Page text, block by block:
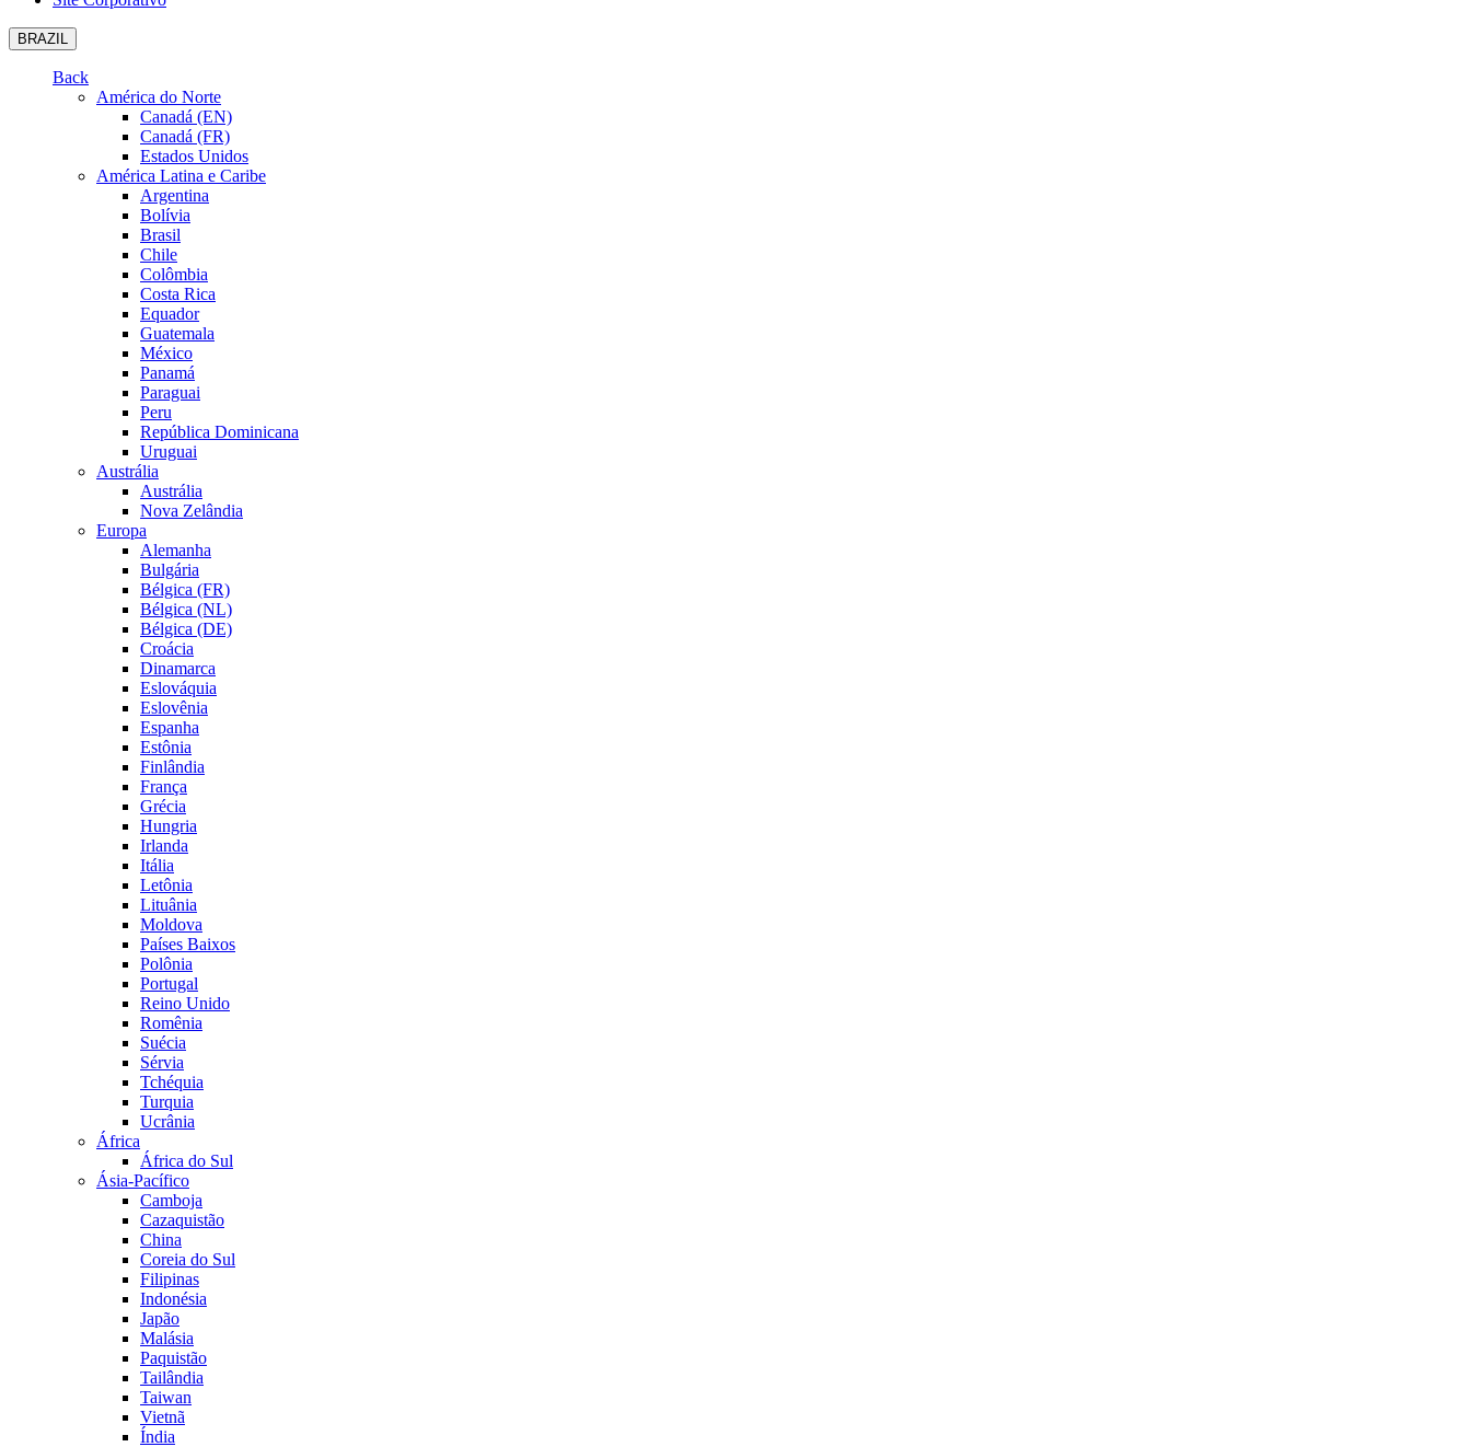
BRAZIL
Back
América do Norte
Canadá (EN)
Canadá (FR)
Estados Unidos
América Latina e Caribe
Argentina
Bolívia
Brasil
Chile
Colômbia
Costa Rica
Equador
Guatemala
México
Panamá
Paraguai
Peru
República Dominicana
Uruguai
Austrália
Austrália
Nova Zelândia
Europa
Alemanha
Bulgária
Bélgica (FR)
Bélgica (NL)
Bélgica (DE)
Croácia
Dinamarca
Eslováquia
Eslovênia
Espanha
Estônia
Finlândia
França
Grécia
Hungria
Irlanda
Itália
Letônia
Lituânia
Moldova
Países Baixos
Polônia
Portugal
Reino Unido
Romênia
Suécia
Sérvia
Tchéquia
Turquia
Ucrânia
África
África do Sul
Ásia-Pacífico
Camboja
Cazaquistão
China
Coreia do Sul
Filipinas
Indonésia
Japão
Malásia
Paquistão
Tailândia
Taiwan
Vietnã
Índia